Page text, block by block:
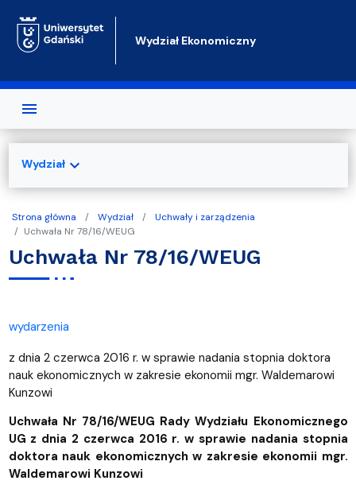
Wydział Ekonomiczny
Strona główna Wydział
Uchwały i zarządzenia
Uchwała Nr 78/16/WEUG
Uchwała Nr 78/16/WEUG
wydarzenia
z dnia 2 czerwca 2016 r. w sprawie nadania stopnia doktora
nauk ekonomicznych w zakresie ekonomii mgr. Waldemarowi
Kunzowi
Uchwała Nr 78/16/WEUG Rady Wydziału Ekonomicznego
UG z dnia 2 czerwca 2016 r. w sprawie nadania stopnia
doktora nauk ekonomicznych w zakresie ekonomii mgr.
Waldemarowi Kunzowi
Wydziałexpand_more